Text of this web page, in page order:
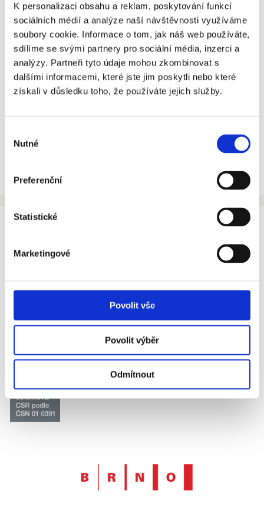
K personalizaci obsahu a reklam, poskytování funkcí
sociálních médií a analýze naší návštěvnosti využíváme
soubory cookie. Informace o tom, jak náš web používáte,
sdílíme se svými partnery pro sociální média, inzerci a
analýzy. Partneři tyto údaje mohou zkombinovat s
dalšími informacemi, které jste jim poskytli nebo které
získali v důsledku toho, že používáte jejich služby.
souhlasu
Nutné
Preferenční
Statistické
Marketingové
Povolit vše
Povolit výběr
Odmítnout
INFORMAČNÍ CENTRUM
O NÁS
NAŠE PROJEKTY
KARIÉRA
KONTAKTY
D
Při podání žádosti přes webový formulář musí být
vyplněny všechny povinné položky označené *. V
mapě lze zakreslit vícero polygonů zájmového území
a pro upřesnění je možno přiložit soubory s oblastí
zájmu ve formátech PDF, JPG, PNG nebo HEIC.
Alespoň jedno zájmové území musí být vždy
Na adrese
lze sdělit případné
Copyright © Brněnské komunikace a.s., 1995–2026.
Sledujte plánované blokové čištění v Brně
ČSN EN ISO 9001,14001,45001,ISO/IEC 27001aČSN 01 0391